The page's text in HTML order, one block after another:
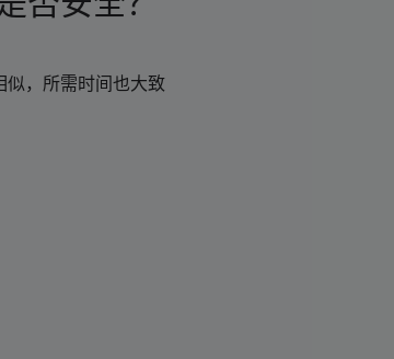
似，所需时间也大致